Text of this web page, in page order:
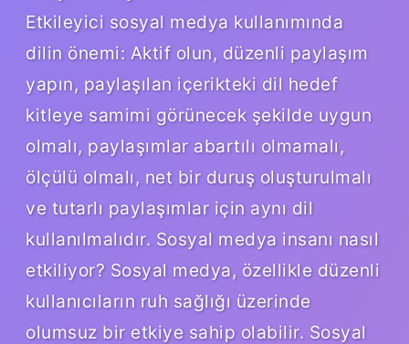
Etkileyici sosyal medya kullanımında
dilin önemi: Aktif olun, düzenli paylaşım
yapın, paylaşılan içerikteki dil hedef
kitleye samimi görünecek şekilde uygun
olmalı, paylaşımlar abartılı olmamalı,
ölçülü olmalı, net bir duruş oluşturulmalı
ve tutarlı paylaşımlar için aynı dil
kullanılmalıdır. Sosyal medya insanı nasıl
etkiliyor? Sosyal medya, özellikle düzenli
kullanıcıların ruh sağlığı üzerinde
olumsuz bir etkiye sahip olabilir. Sosyal